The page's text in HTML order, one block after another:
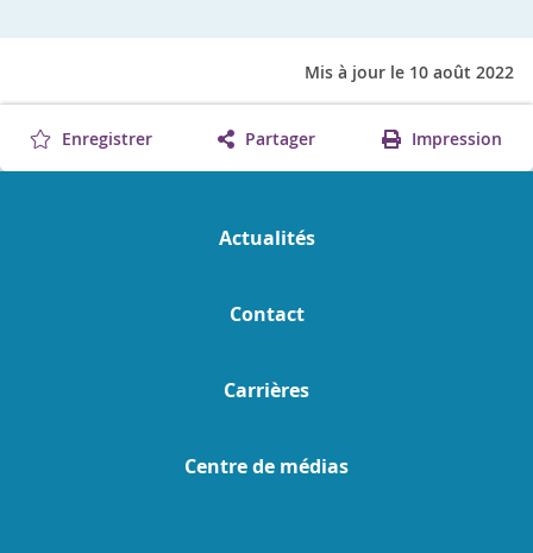
Mis à jour le 10 août 2022
Enregistrer Partager Impression
Actualités
Contact
Carrières
Centre de médias